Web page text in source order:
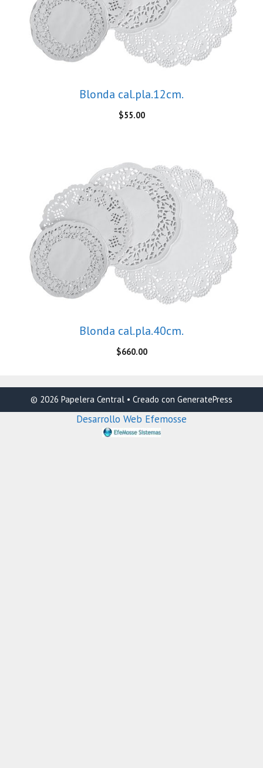
Blonda cal.pla.12cm.
$55.00
Blonda cal.pla.40cm.
$660.00
© 2026 Papelera Central • Creado con GeneratePress
Desarrollo Web Efemosse